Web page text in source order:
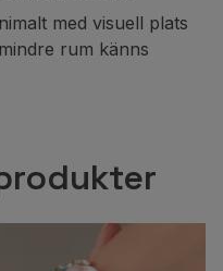
med visuell plats
rum känns